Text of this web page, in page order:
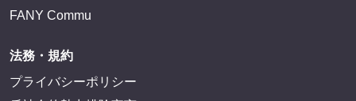
FANY Commu
法務・規約
プライバシーポリシー